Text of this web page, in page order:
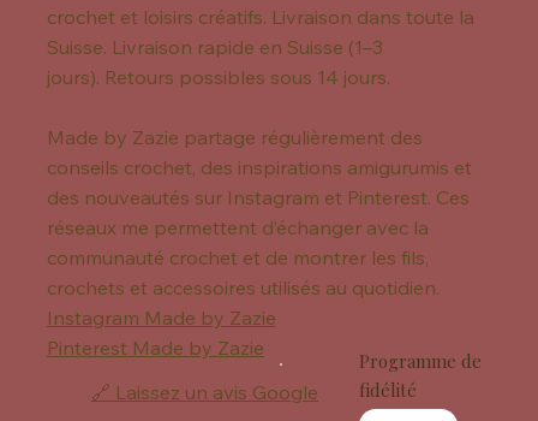
crochet et loisirs créatifs. Livraison dans toute la
Suisse. Livraison rapide en Suisse (1–3
jours). Retours possibles sous 14 jours.
Made by Zazie partage régulièrement des
conseils crochet, des inspirations amigurumis et
des nouveautés sur Instagram et Pinterest. Ces
réseaux me permettent d’échanger avec la
communauté crochet et de montrer les fils,
crochets et accessoires utilisés au quotidien.
Instagram Made by Zazie
Pinterest Made by Zazie
🔗 Laissez un avis Google
Programme de
fidélité